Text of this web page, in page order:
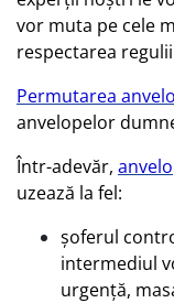
vor muta pe cele
respectarea
Permutarea
anvelopelor
Într-adevăr,
uzează la fel:
şoferul
intermediul
urgenţă,